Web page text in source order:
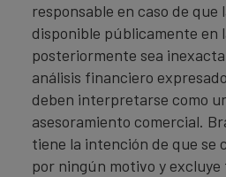
responsable en caso de que
disponible públicamente en
posteriormente sea
análisis financiero
deben interpretarse como
asesoramiento comercial.
tiene la intención de que se
por ningún motivo y excluye